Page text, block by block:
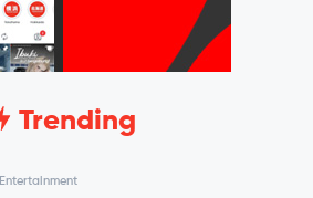
Trending
Entertainment